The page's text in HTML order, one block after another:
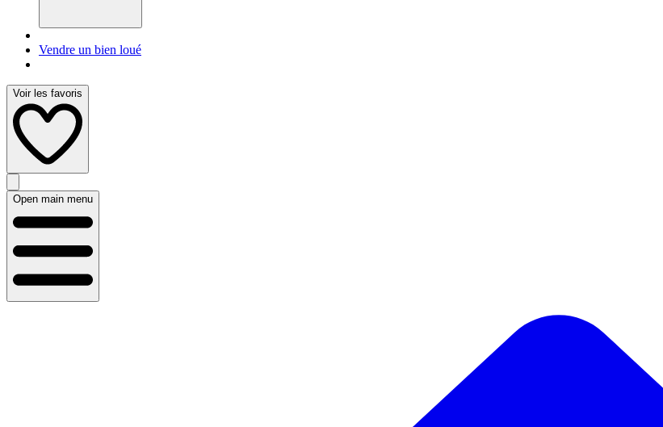
Vendre un bien loué
Voir les favoris
Open main menu